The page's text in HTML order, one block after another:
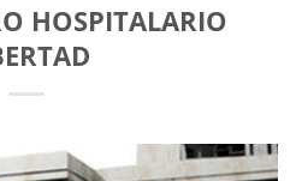
HOSPITALARIO